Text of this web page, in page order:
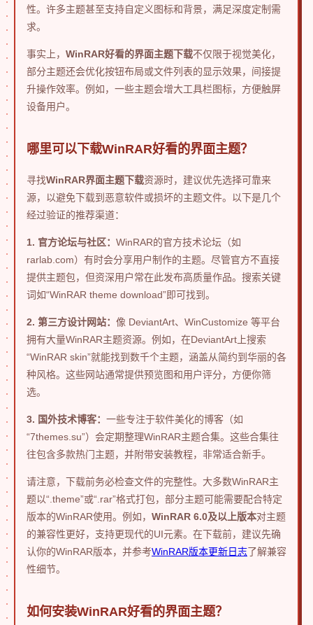
性。许多主题甚至支持自定义图标和背景，满足深度定制需
求。
事实上， WinRAR好看的界面主题下载不仅限于视觉美化，
部分主题还会优化按钮布局或文件列表的显示效果，间接提
升操作效率。例如，一些主题会增大工具栏图标，方便触屏
设备用户。
哪里可以下载WinRAR好看的界面主题？
寻找WinRAR界面主题下载资源时，建议优先选择可靠来
源，以避免下载到恶意软件或损坏的主题文件。以下是几个
经过验证的推荐渠道：
1. 官方论坛与社区： WinRAR的官方技术论坛（如
rarlab.com）有时会分享用户制作的主题。尽管官方不直接
提供主题包，但资深用户常在此发布高质量作品。搜索关键
词如“WinRAR theme download”即可找到。
2. 第三方设计网站： 像 DeviantArt、WinCustomize 等平台
拥有大量WinRAR主题资源。例如，在DeviantArt上搜索
“WinRAR skin”就能找到数千个主题，涵盖从简约到华丽的各
种风格。这些网站通常提供预览图和用户评分，方便你筛
选。
3. 国外技术博客： 一些专注于软件美化的博客（如
“7themes.su”）会定期整理WinRAR主题合集。这些合集往
往包含多款热门主题，并附带安装教程，非常适合新手。
请注意，下载前务必检查文件的完整性。大多数WinRAR主
题以“.theme”或“.rar”格式打包，部分主题可能需要配合特定
版本的WinRAR使用。例如， WinRAR 6.0及以上版本对主题
的兼容性更好，支持更现代的UI元素。在下载前，建议先确
认你的WinRAR版本，并参考WinRAR版本更新日志了解兼容
性细节。
如何安装WinRAR好看的界面主题？